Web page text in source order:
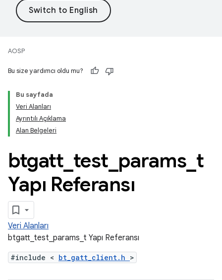
AOSP
Bu size yardımcı oldu mu?
Bu sayfada
Veri Alanları
Ayrıntılı Açıklama
Alan Belgeleri
btgatt test params t
Yapı Referansı
Veri Alanları
btgatt_test_params_t Yapı Referansı
#include < bt_gatt_client.h >